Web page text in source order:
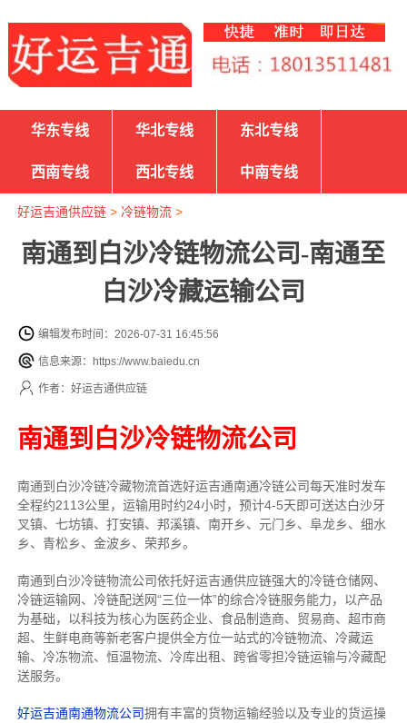
华东专线 华北专线 东北专线
西南专线 西北专线 中南专线
好运吉通供应链> 冷链物流>
南通到白沙冷链物流公司-南通至
白沙冷藏运输公司
编辑发布时间：2026-07-31 16:45:56
信息来源：https://www.baiedu.cn
作者：好运吉通供应链
南通到白沙冷链物流公司
南通到白沙冷链冷藏物流首选好运吉通南通冷链公司每天准时发车
全程约2113公里，运输用时约24小时，预计4-5天即可送达白沙牙
叉镇、七坊镇、打安镇、邦溪镇、南开乡、元门乡、阜龙乡、细水
乡、青松乡、金波乡、荣邦乡。
南通到白沙冷链物流公司依托好运吉通供应链强大的冷链仓储网、
冷链运输网、冷链配送网“三位一体”的综合冷链服务能力，以产品
为基础，以科技为核心为医药企业、食品制造商、贸易商、超市商
超、生鲜电商等新老客户提供全方位一站式的冷链物流、冷藏运
输、冷冻物流、恒温物流、冷库出租、跨省零担冷链运输与冷藏配
送服务。
好运吉通南通物流公司拥有丰富的货物运输经验以及专业的货运操